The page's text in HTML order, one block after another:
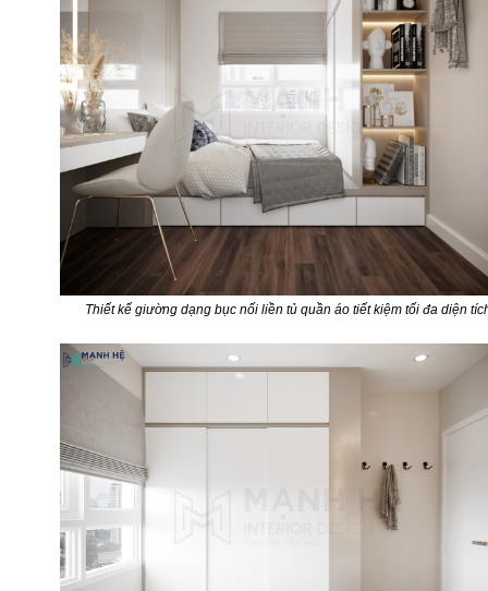
Thiết kế giường dạng bục nối liền tủ quần áo tiết kiệm tối đa diện